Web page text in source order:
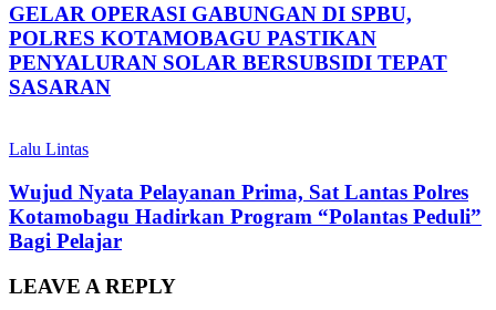
GELAR OPERASI GABUNGAN DI SPBU,
POLRES KOTAMOBAGU PASTIKAN
PENYALURAN SOLAR BERSUBSIDI TEPAT
SASARAN
Lalu Lintas
Wujud Nyata Pelayanan Prima, Sat Lantas Polres
Kotamobagu Hadirkan Program “Polantas Peduli”
Bagi Pelajar
LEAVE A REPLY